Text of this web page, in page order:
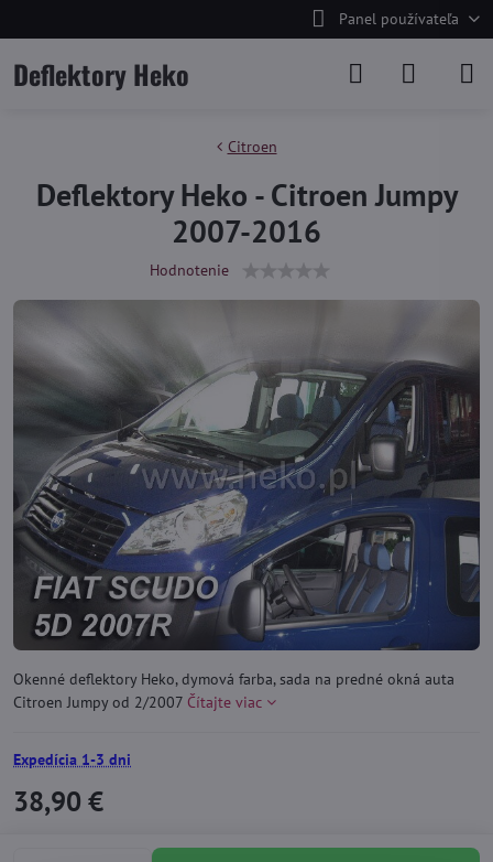
Panel používateľa
Deflektory Heko
Citroen
Deflektory Heko - Citroen Jumpy
2007-2016
Hodnotenie
Okenné deflektory Heko, dymová farba, sada na predné okná auta
Citroen Jumpy od 2/2007 Čítajte viac
Expedícia 1-3 dni
38,90 €